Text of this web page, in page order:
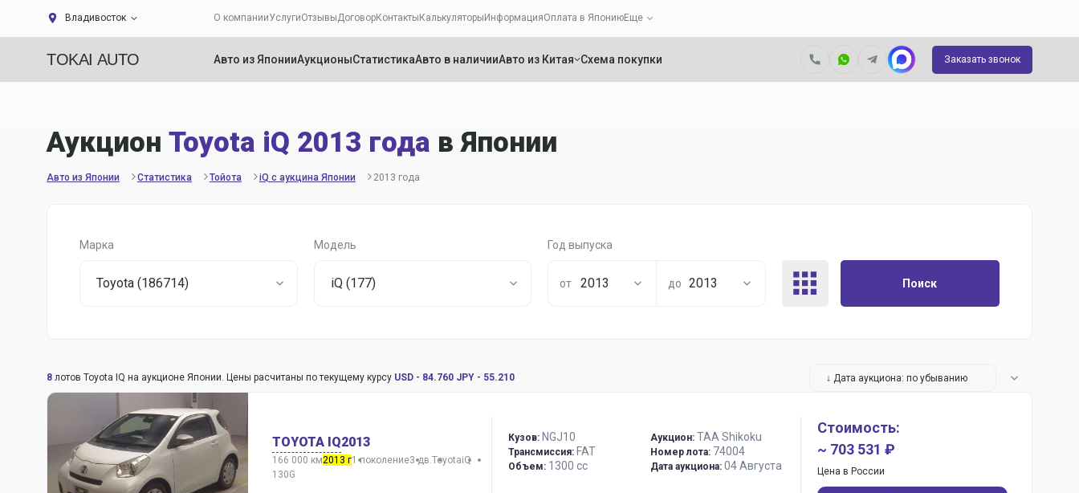
Владивосток О компанииУслугиОтзывыДоговорКонтакты Калькуляторы ИнформацияОплата в ЯпониюЕще
TOKAI AUTO Авто из ЯпонииАукционыСтатистикаАвто в наличииАвто из Китая Схема покупки Заказать звонок
Аукцион Toyota iQ 2013 года в Японии
Авто из Японии Статистика Тойота iQ с аукцина Японии 2013 года
Марка
Toyota (186714)
Модель
iQ (177)
Год выпуска
2013 2013 Поиск
8 лотов Toyota IQ на аукционе Японии. Цены расчитаны по текущему курсу USD - 84.760 JPY - 55.210 ↓ Дата аукциона: по убыванию
TOYOTA IQ2013
166 000 км2013 г1 поколение3 дв.ToyotaiQ
130G
Кузов: NGJ10
Трансмиссия: FAT
Объем: 1300 сс
Аукцион: TAA Shikoku
Номер лота: 74004
Дата аукциона: 04 Августа
Стоимость:
~ 703 531 ₽
Цена в России